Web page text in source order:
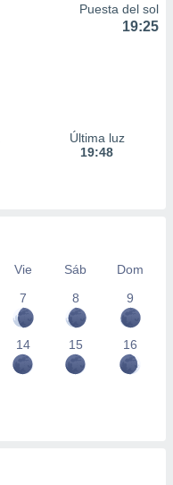
Puesta del sol
19:25
Última luz
19:48
Vie Sáb
Dom
7
8 9
14 15 16